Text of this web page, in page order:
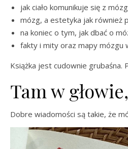
jak ciało komunikuje się z
mózg, a estetyka jak również
na koniec o tym, jak dbać o
fakty i mity oraz mapy mózgu
Książka jest cudownie grubaśna.
Tam w
Dobre wiadomości są takie, że